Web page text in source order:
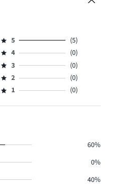
Hodnotenie
5,
počet
hlasov
5.
5
(5)
Hodnotenie
4,
počet
hlasov
4
(0)
Hodnotenie
3,
počet
3
(0)
Hodnotenie
2,
2
(0)
Hodnotenie
1,
1 (0)
60%
0%
40%